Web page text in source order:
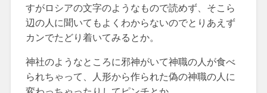
すがロシアの文字のようなもので読めず、そこら
辺の人に聞いてもよくわからないのでとりあえず
カンでたどり着いてみるとか。
神社のようなところに邪神がいて神職の人が食べ
られちゃって、人形から作られた偽の神職の人に